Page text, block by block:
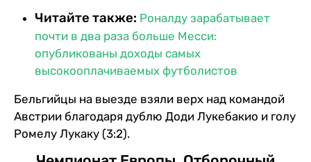
Читайте также: Роналду зарабатывает
почти в два раза больше Месси:
опубликованы доходы самых
высокооплачиваемых футболистов
Бельгийцы на выезде взяли верх над командой
Австрии благодаря дублю Доди Лукебакио и голу
Ромелу Лукаку (3:2).